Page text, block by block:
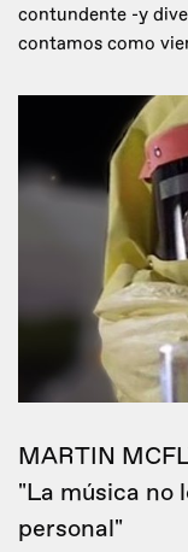
contundente -y
contamos como
MARTIN
"La música no
personal"